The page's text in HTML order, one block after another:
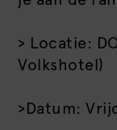
> Locatie:
Volkshotel)
>Datum: